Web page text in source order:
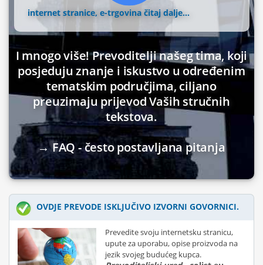
internet stranice, e-trgovina čitaj dalje...
I mnogo više! Prevoditelji našeg tima, koji
posjeduju znanje i iskustvo u određenim
tematskim područjima, ciljano
preuzimaju prijevod Vaših stručnih
tekstova.
→ FAQ - često postavljana pitanja
OVDJE PREVODE ISKLJUČIVO IZVORNI GOVORNICI.
Prevedite svoju internetsku stranicu,
upute za uporabu, opise proizvoda na
jezik svojeg budućeg kupca.